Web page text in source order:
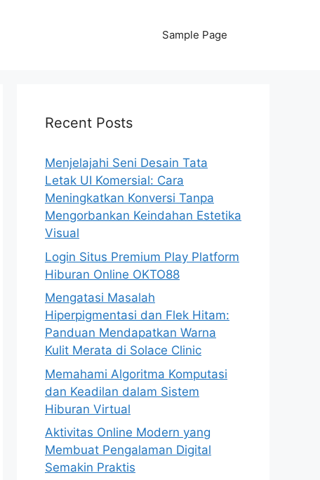
Sample Page
Recent Posts
Menjelajahi Seni Desain Tata
Letak UI Komersial: Cara
Meningkatkan Konversi Tanpa
Mengorbankan Keindahan Estetika
Visual
Login Situs Premium Play Platform
Hiburan Online OKTO88
Mengatasi Masalah
Hiperpigmentasi dan Flek Hitam:
Panduan Mendapatkan Warna
Kulit Merata di Solace Clinic
Memahami Algoritma Komputasi
dan Keadilan dalam Sistem
Hiburan Virtual
Aktivitas Online Modern yang
Membuat Pengalaman Digital
Semakin Praktis